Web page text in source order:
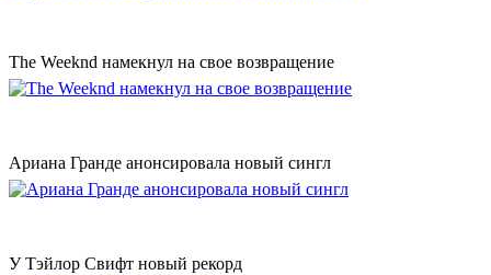
The Weeknd намекнул на свое возвращение
Ариана Гранде анонсировала новый сингл
У Тэйлор Свифт новый рекорд